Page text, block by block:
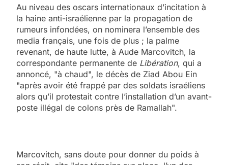
Au niveau des oscars internationaux d’incitation à
la haine anti-israélienne par la propagation de
rumeurs infondées, on nominera l’ensemble des
media français, une fois de plus ; la palme
revenant, de haute lutte, à Aude Marcovitch, la
correspondante permanente de Libération, qui a
annoncé, "à chaud", le décès de Ziad Abou Ein
"après avoir été frappé par des soldats israéliens
alors qu’il protestait contre l’installation d’un avant-
poste illégal de colons près de Ramallah".
Marcovitch, sans doute pour donner du poids à